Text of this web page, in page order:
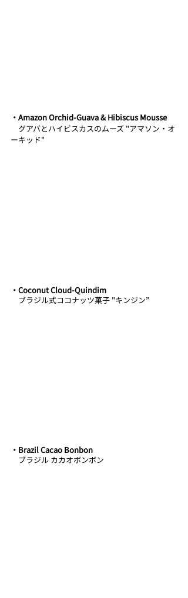
・﻿﻿﻿﻿Amazon Orchid-Guava & Hibiscus Mousse
グアバとハイビスカスのムーズ "アマソン・オ
ーキッド"
・﻿﻿﻿﻿Coconut Cloud-Quindim
ブラジル式ココナッツ菓子 "キンジン”
・﻿Brazil Cacao Bonbon
ブラジル カカオボンボン